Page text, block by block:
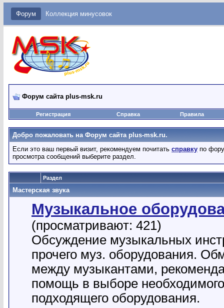
Форум Коллекция минусовок
Форум сайта plus-msk.ru
Регистрация Справка Правила
Добро пожаловать на Форум сайта plus-msk.ru.
Если это ваш первый визит, рекомендуем почитать справку по
просмотра сообщений выберите раздел.
Раздел
Мастерская звука
Музыкальное
(просматривают: 421)
Обсуждение музыкальных
прочего муз. оборудования.
между музыкантами,
помощь в выборе
подходящего оборудования.